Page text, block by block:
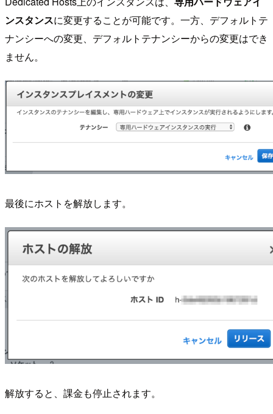
ンスタンスに変更することが可能です。一方、デフォルトテ
ナンシーへの変更、デフォルトテナンシーからの変更はでき
ません。
最後にホストを解放します。
解放すると、課金も停止されます。